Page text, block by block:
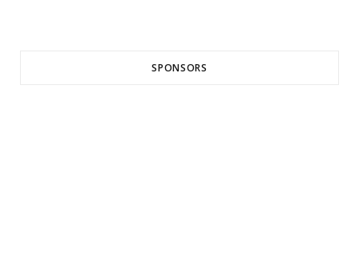
SPONSORS